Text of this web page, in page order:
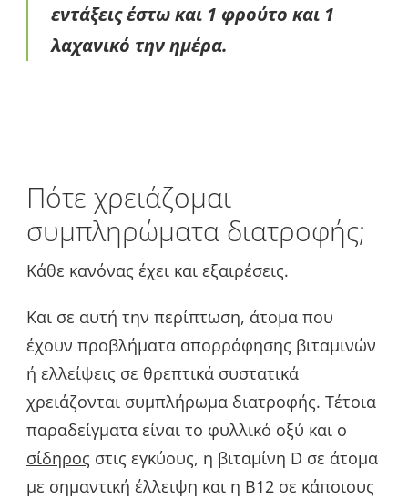
εντάξεις έστω και 1 φρούτο και 1
λαχανικό την ημέρα.
Πότε χρειάζομαι
συμπληρώματα διατροφής;
Κάθε κανόνας έχει και εξαιρέσεις.
Και σε αυτή την περίπτωση, άτομα που
έχουν προβλήματα απορρόφησης βιταμινών
ή ελλείψεις σε θρεπτικά συστατικά
χρειάζονται συμπλήρωμα διατροφής. Τέτοια
παραδείγματα είναι το φυλλικό οξύ και ο
σίδηρος στις εγκύους, η βιταμίνη D σε άτομα
με σημαντική έλλειψη και η B12 σε κάποιους